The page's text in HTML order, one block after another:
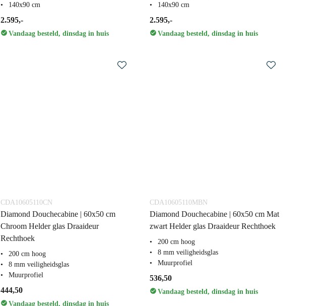
140x90 cm
2.595,-
Vandaag besteld, dinsdag in huis
140x90 cm
2.595,-
Vandaag besteld, dinsdag in huis
CDA10605110CN
Diamond Douchecabine | 60x50 cm
Chroom Helder glas Draaideur
Rechthoek
200 cm hoog
8 mm veiligheidsglas
Muurprofiel
444,50
Vandaag besteld, dinsdag in huis
CDA10605110MBN
Diamond Douchecabine | 60x50 cm Mat
zwart Helder glas Draaideur Rechthoek
200 cm hoog
8 mm veiligheidsglas
Muurprofiel
536,50
Vandaag besteld, dinsdag in huis